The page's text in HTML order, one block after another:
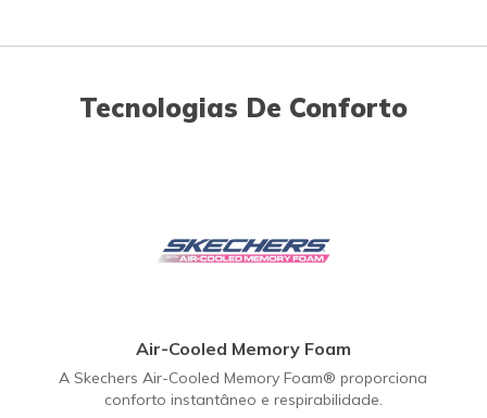
Tecnologias De Conforto
Air-Cooled Memory Foam
A Skechers Air-Cooled Memory Foam® proporciona
conforto instantâneo e respirabilidade.